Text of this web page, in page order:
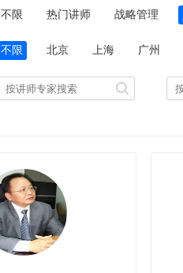
不限 热门讲师 战略管理
不限 北京 上海 广州